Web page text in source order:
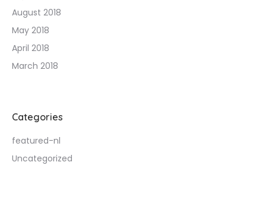
August 2018
May 2018
April 2018
March 2018
Categories
featured-nl
Uncategorized